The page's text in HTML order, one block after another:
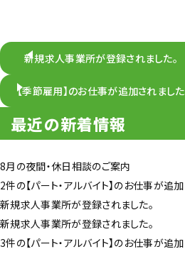
新規求人事業所が登録されました。
【季節雇用】のお仕事が追加されました
最近の新着情報
8月の夜間・休日相談のご案内
2件の【パート・アルバイト】のお仕事が追加
新規求人事業所が登録されました。
新規求人事業所が登録されました。
3件の【パート・アルバイト】のお仕事が追加